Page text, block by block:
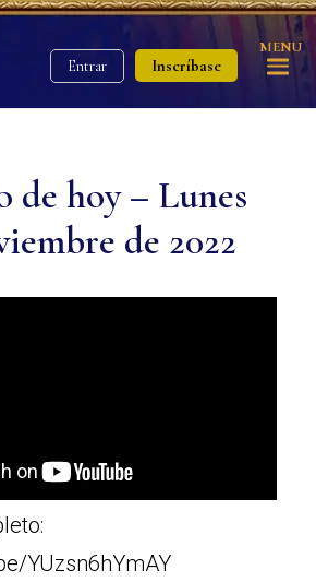
Entrar Inscríbase
MENU
de hoy – Lunes
de 2022
YUzsn6hYmAY